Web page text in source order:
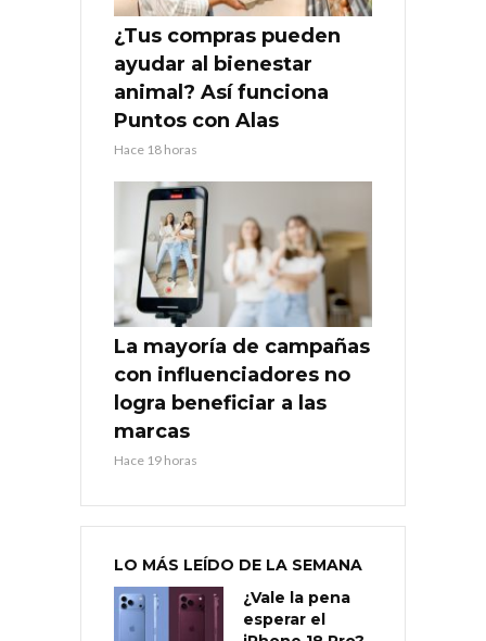
¿Tus compras pueden
ayudar al bienestar
animal? Así funciona
Puntos con Alas
Hace 18 horas
La mayoría de campañas
con influenciadores no
logra beneficiar a las
marcas
Hace 19 horas
LO MÁS LEÍDO DE LA SEMANA
¿Vale la pena
esperar el